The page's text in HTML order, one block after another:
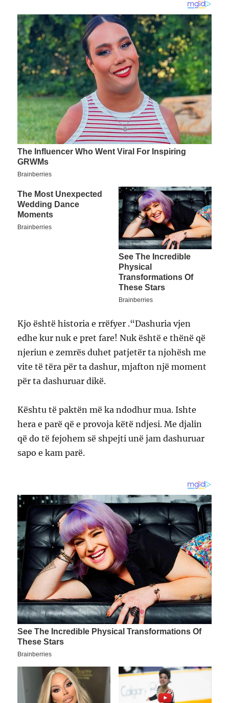
Kjo është historia e rrëfyer .“Dashuria vjen
edhe kur nuk e pret fare! Nuk është e thënë që
njeriun e zemrës duhet patjetër ta njohësh me
vite të tëra për ta dashur, mjafton një moment
për ta dashuruar dikë.
Kështu të paktën më ka ndodhur mua. Ishte
hera e parë që e provoja këtë ndjesi. Me djalin
që do të fejohem së shpejti unë jam dashuruar
sapo e kam parë.